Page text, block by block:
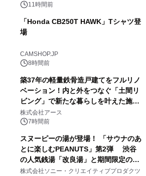
11時間前
「Honda CB250T HAWK」Tシャツ登
場
CAMSHOP.JP
8時間前
築37年の軽量鉄骨造戸建てをフルリノ
ベーション！内と外をつなぐ「土間リ
ビング」で新たな暮らしを叶えた施工
事例を株式会社アースが公開
株式会社アース
7時間前
スヌーピーの湯が登場！ 「サウナのあ
とに楽しむPEANUTS」第2弾 渋谷
の人気銭湯「改良湯」と期間限定のコ
ラボレーション サウナイキタイコラ
株式会社ソニー・クリエイティブプロダクツ